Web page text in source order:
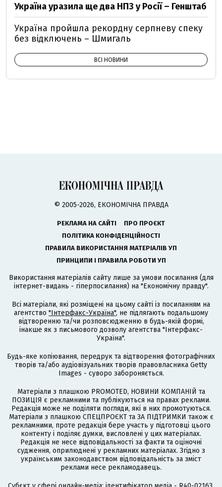
Україна уразила ще два НПЗ у Росії – Генштаб
Україна пройшла рекордну серпневу спеку
без відключень – Шмигаль
ВСІ НОВИНИ
© 2005-2026, ЕКОНОМІЧНА ПРАВДА
РЕКЛАМА НА САЙТІ
ПРО ПРОЄКТ
ПОЛІТИКА КОНФІДЕНЦІЙНОСТІ
ПРАВИЛА ВИКОРИСТАННЯ МАТЕРІАЛІВ УП
ПРИНЦИПИ І ПРАВИЛА РОБОТИ УП
Використання матеріалів сайту лише за умови посилання (для
інтернет-видань - гіперпосилання) на "Економічну правду".
Всі матеріали, які розміщені на цьому сайті із посиланням на
агентство "Інтерфакс-Україна", не підлягають подальшому
відтворенню та/чи розповсюдженню в будь-якій формі,
інакше як з письмового дозволу агентства "Інтерфакс-
Україна".
Будь-яке копіювання, передрук та відтворення фотографічних
творів та/або аудіовізуальних творів правовласника Getty
Images - суворо забороняється.
Матеріали з плашкою PROMOTED, НОВИНИ КОМПАНІЙ та
ПОЗИЦІЯ є рекламними та публікуються на правах реклами.
Редакція може не поділяти погляди, які в них промотуються.
Матеріали з плашкою СПЕЦПРОЄКТ та ЗА ПІДТРИМКИ також є
рекламними, проте редакція бере участь у підготовці цього
контенту і поділяє думки, висловлені у цих матеріалах.
Редакція не несе відповідальності за факти та оціночні
судження, оприлюднені у рекламних матеріалах. Згідно з
українським законодавством відповідальність за зміст
реклами несе рекламодавець.